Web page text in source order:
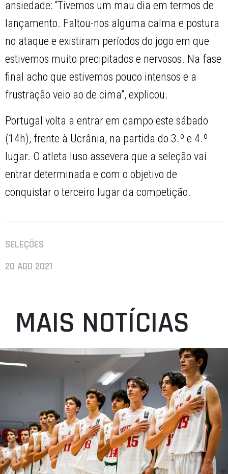
ansiedade: “Tivemos um mau dia em termos de
lançamento. Faltou-nos alguma calma e postura
no ataque e existiram períodos do jogo em que
estivemos muito precipitados e nervosos. Na fase
final acho que estivemos pouco intensos e a
frustração veio ao de cima”, explicou.
Portugal volta a entrar em campo este sábado
(14h), frente à Ucrânia, na partida do 3.º e 4.º
lugar. O atleta luso assevera que a seleção vai
entrar determinada e com o objetivo de
conquistar o terceiro lugar da competição.
SELEÇÕES
20 AGO 2021
MAIS NOTÍCIAS